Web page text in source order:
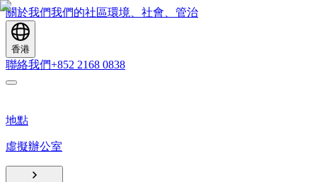
關於我們我們的社區環境、社會、管治
香港
聯絡我們+852 2168 0838
地點
虛擬辦公室